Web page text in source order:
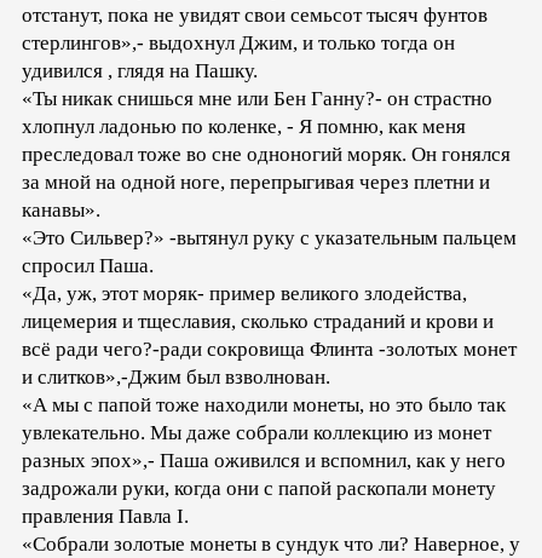
отстанут, пока не увидят свои семьсот тысяч фунтов
стерлингов»,- выдохнул Джим, и только тогда он
удивился , глядя на Пашку.
«Ты никак снишься мне или Бен Ганну?- он страстно
хлопнул ладонью по коленке, - Я помню, как меня
преследовал тоже во сне одноногий моряк. Он гонялся
за мной на одной ноге, перепрыгивая через плетни и
канавы».
«Это Сильвер?» -вытянул руку с указательным пальцем
спросил Паша.
«Да, уж, этот моряк- пример великого злодейства,
лицемерия и тщеславия, сколько страданий и крови и
всё ради чего?-ради сокровища Флинта -золотых монет
и слитков»,-Джим был взволнован.
«А мы с папой тоже находили монеты, но это было так
увлекательно. Мы даже собрали коллекцию из монет
разных эпох»,- Паша оживился и вспомнил, как у него
задрожали руки, когда они с папой раскопали монету
правления Павла І.
«Собрали золотые монеты в сундук что ли? Наверное, у